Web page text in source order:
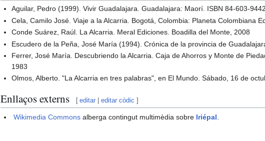
Aguilar, Pedro (1999). Vivir Guadalajara. Guadalajara: Maorí. ISBN 84-603-
Cela, Camilo José. Viaje a la Alcarria. Bogotá, Colombia: Planeta Colombiana
Conde Suárez, Raúl. La Alcarria. Meral Ediciones. Boadilla del Monte, 2008
Escudero de la Peña, José María (1994). Crónica de la provincia de
Ferrer, José María. Descubriendo la Alcarria. Caja de Ahorros y Monte de
1983
Olmos, Alberto. "La Alcarria en tres palabras", en El Mundo. Sábado, 16 de
Enllaços externs [ editar |editar còdic ]
Wikimedia Commons alberga contingut multimèdia sobre Iriépal